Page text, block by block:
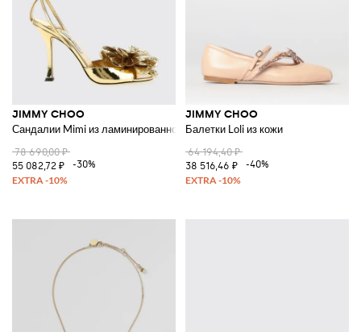
JIMMY CHOO
Сандалии Mimi из ламинированной лакированной кожи с цветочной
78 690,00 ₽
55 082,72 ₽
-30%
JIMMY CHOO
Балетки Loli из кожи
64 194,40 ₽
38 516,46 ₽
-40%